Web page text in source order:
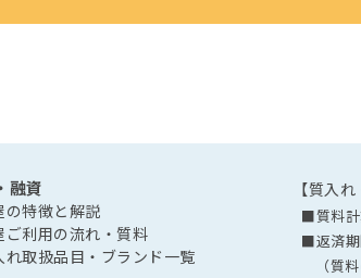
融資
の特徴と解説
ご利用の流れ・質料
れ取扱品目・ブランド一覧
【質入
■質料計
■返済期
（質